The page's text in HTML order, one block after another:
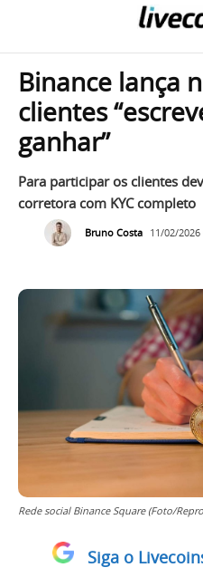
Binance lança
clientes
ganhar”
Para participar os clientes
corretora com KYC completo
Bruno Costa 11/02/2026
Rede social Binance Square (Foto/
Siga o